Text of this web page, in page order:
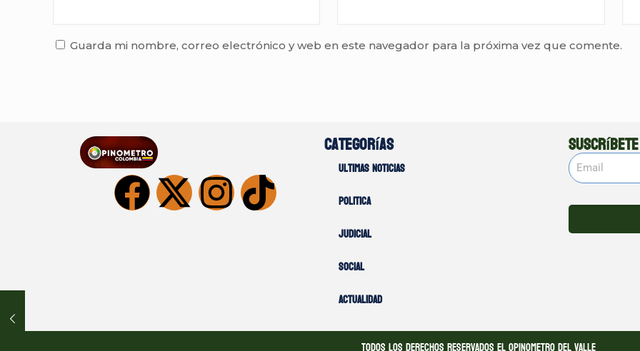
Guarda mi nombre, correo electrónico y web en este navegador para la próxima vez que comente.
Categorías
Ultimas noticias
Politica
Judicial
Social
Actualidad